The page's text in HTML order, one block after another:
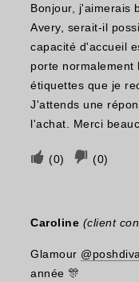
Bonjour, j'aimerais
Avery, serait-il
capacité d'accueil
porte normalement
étiquettes que je
J'attends une
l'achat. Merci
Votez
vous
a
été
(0)
Vote
cela
n'a
(0)
Caroline (client
Glamour
année 🎊